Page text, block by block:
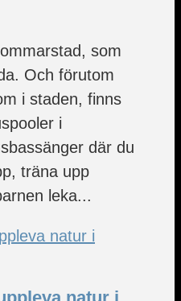
som
Och förutom
i staden, finns
i
där du
träna upp
leka...